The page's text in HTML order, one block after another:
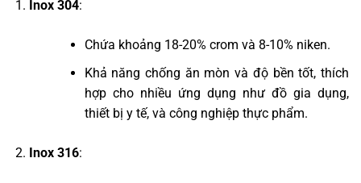
Inox 304:
Chứa khoảng 18-20% crom và 8-10% niken.
Khả năng chống ăn mòn và độ bền tốt, thích
hợp cho nhiều ứng dụng như đồ gia dụng,
thiết bị y tế, và công nghiệp thực phẩm.
Inox 316: